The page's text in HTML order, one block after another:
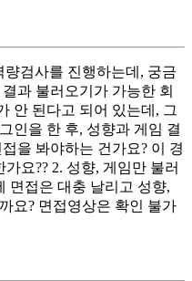
검사를 진행하는데, 궁금
과 불러오기가 가능한 회
안 된다고 되어 있는데, 그
인을 한 후, 성향과 게임 결
을 봐야하는 건가요? 이 경
요?? 2. 성향, 게임만 불러
면접은 대충 날리고 성향,
요? 면접영상은 확인 불가